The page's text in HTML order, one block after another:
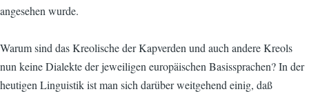
angesehen wurde.
Warum sind das Kreolische der Kapverden und auch andere Kreols
nun keine Dialekte der jeweiligen europäischen Basissprachen? In der
heutigen Linguistik ist man sich darüber weitgehend einig, daß